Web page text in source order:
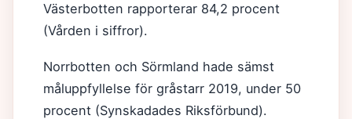
Västerbotten rapporterar 84,2 procent
(Vården i siffror).
Norrbotten och Sörmland hade sämst
måluppfyllelse för gråstarr 2019, under 50
procent (Synskadades Riksförbund).